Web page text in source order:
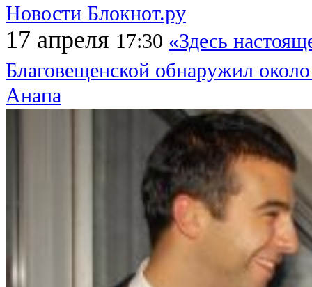
Новости Блокнот.ру
17 апреля 17:30 «Здесь
Благовещенской обнаружил
Анапа